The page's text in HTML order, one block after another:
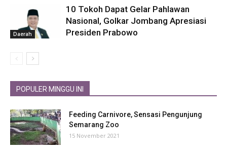
Daerah
10 Tokoh Dapat Gelar Pahlawan
Nasional, Golkar Jombang Apresiasi
Presiden Prabowo
POPULER MINGGU INI
Feeding Carnivore, Sensasi Pengunjung
Semarang Zoo
15 November 2021